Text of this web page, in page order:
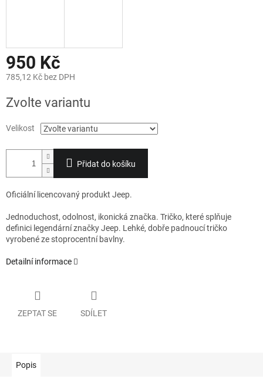
950 Kč
785,12 Kč bez DPH
cena:
Zvolte variantu
Velikost
Přidat do košíku
Oficiální licencovaný produkt Jeep.
Jednoduchost, odolnost, ikonická značka. Tričko, které splňuje
definici legendární značky Jeep. Lehké, dobře padnoucí tričko
vyrobené ze stoprocentní bavlny.
Detailní informace
ZEPTAT SE SDÍLET
Popis